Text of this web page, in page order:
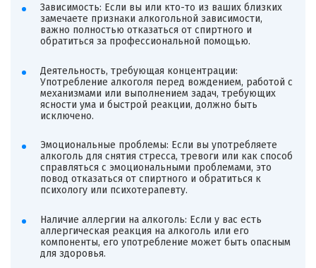
Зависимость: Если вы или кто-то из ваших близких
замечаете признаки алкогольной зависимости,
важно полностью отказаться от спиртного и
обратиться за профессиональной помощью.
Деятельность, требующая концентрации:
Употребление алкоголя перед вождением, работой с
механизмами или выполнением задач, требующих
ясности ума и быстрой реакции, должно быть
исключено.
Эмоциональные проблемы: Если вы употребляете
алкоголь для снятия стресса, тревоги или как способ
справляться с эмоциональными проблемами, это
повод отказаться от спиртного и обратиться к
психологу или психотерапевту.
Наличие аллергии на алкоголь: Если у вас есть
аллергическая реакция на алкоголь или его
компоненты, его употребление может быть опасным
для здоровья.